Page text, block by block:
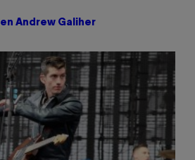
Andrew Galiher